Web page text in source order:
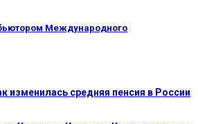
Международного
изменилась средняя пенсия в России